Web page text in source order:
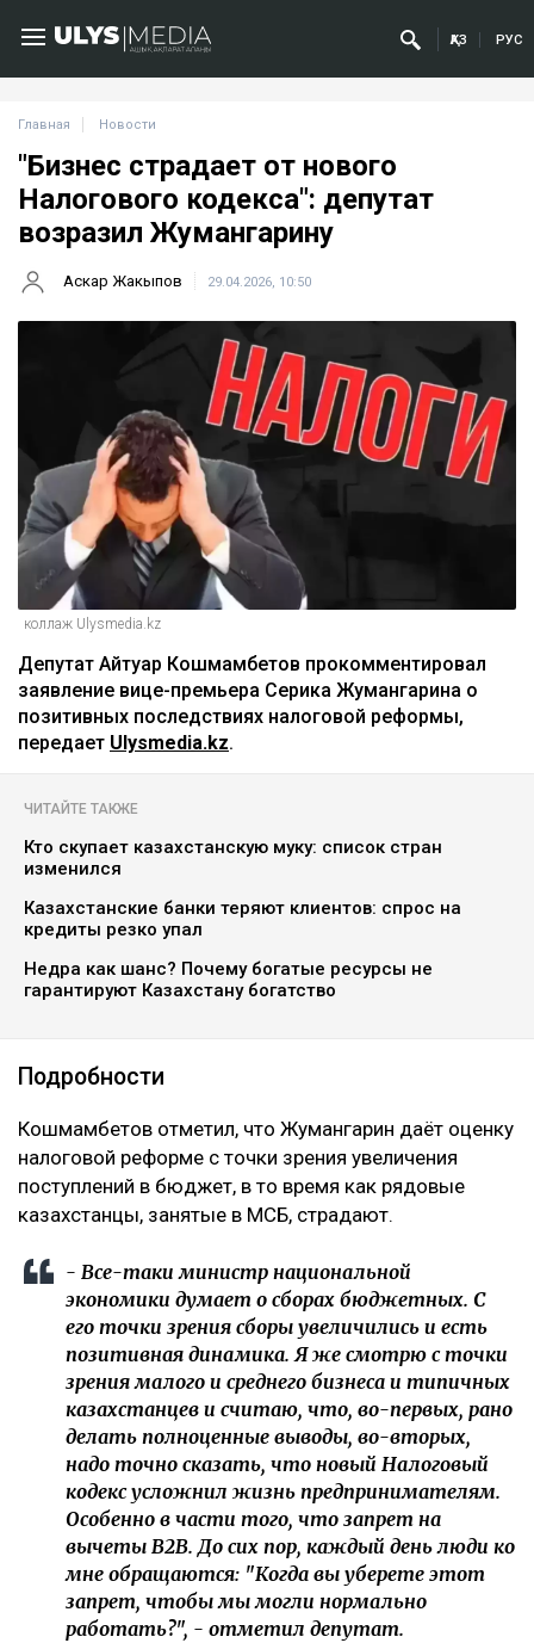
ҚАЗ РУС
Главная Новости
"Бизнес страдает от нового
Налогового кодекса": депутат
возразил Жумангарину
Аскар Жакыпов 29.04.2026, 10:50
коллаж Ulysmedia.kz
Депутат Айтуар Кошмамбетов прокомментировал
заявление вице-премьера Серика Жумангарина о
позитивных последствиях налоговой реформы,
передает Ulysmedia.kz.
ЧИТАЙТЕ ТАКЖЕ
Кто скупает казахстанскую муку: список стран
изменился
Казахстанские банки теряют клиентов: спрос на
кредиты резко упал
Недра как шанс? Почему богатые ресурсы не
гарантируют Казахстану богатство
Подробности
‎Кошмамбетов отметил, что Жумангарин даёт оценку
налоговой реформе с точки зрения увеличения
поступлений в бюджет, в то время как рядовые
казахстанцы, занятые в МСБ, страдают.
‎- Все-таки министр национальной
экономики думает о сборах бюджетных. С
его точки зрения сборы увеличились и есть
позитивная динамика. Я же смотрю с точки
зрения малого и среднего бизнеса и типичных
казахстанцев и считаю, что, во-первых, рано
делать полноценные выводы, во-вторых,
надо точно сказать, что новый Налоговый
кодекс усложнил жизнь предпринимателям.
Особенно в части того, что запрет на
вычеты B2B. До сих пор, каждый день люди ко
мне обращаются: "Когда вы уберете этот
запрет, чтобы мы могли нормально
работать?", - отметил депутат.